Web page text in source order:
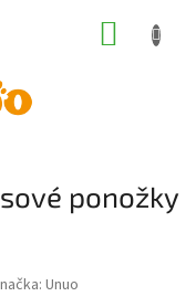
ponožky
Unuo